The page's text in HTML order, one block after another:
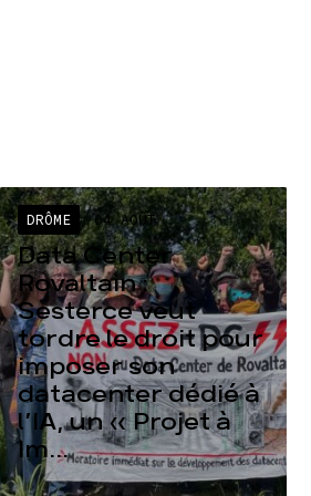
DRÔME 04 AOÛT
Data Center
Rovaltain :
Sesterce veut
tordre le droit pour
imposer son
datacenter dédié à
l’IA, un « Projet à
Im...